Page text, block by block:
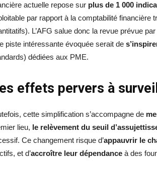
actuelle repose sur plus de 1 000
par rapport à la comptabilité financière
L’AFG salue donc la revue prévue
piste intéressante évoquée serait de
dédiées aux PME.
effets pervers à
cette simplification s’accompagne de
lieu, le relèvement du seuil
Ce changement risque d’appauvrir le
et d’accroître leur dépendance à des